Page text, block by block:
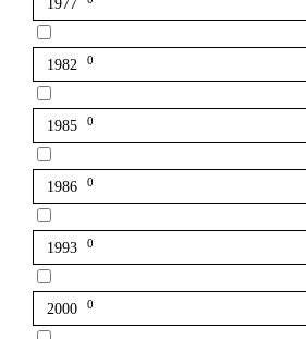
1977
1982 0
1985 0
1986 0
1993 0
2000 0